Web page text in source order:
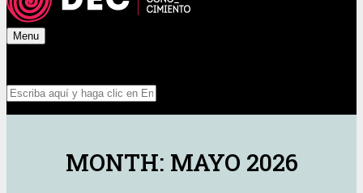
Menu
MONTH: MAYO 2026